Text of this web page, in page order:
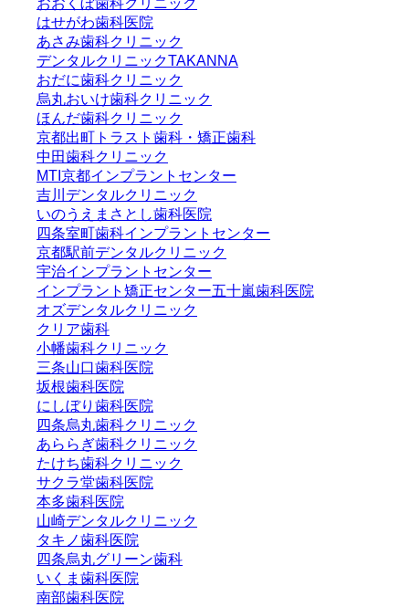
はせがわ歯科医院
あさみ歯科クリニック
デンタルクリニックTAKANNA
おだに歯科クリニック
烏丸おいけ歯科クリニック
ほんだ歯科クリニック
京都出町トラスト歯科・矯正歯科
中田歯科クリニック
MTI京都インプラントセンター
吉川デンタルクリニック
いのうえまさとし歯科医院
四条室町歯科インプラントセンター
京都駅前デンタルクリニック
宇治インプラントセンター
インプラント矯正センター五十嵐歯科医院
オズデンタルクリニック
クリア歯科
小幡歯科クリニック
三条山口歯科医院
坂根歯科医院
にしぼり歯科医院
四条烏丸歯科クリニック
あららぎ歯科クリニック
たけち歯科クリニック
サクラ堂歯科医院
本多歯科医院
山崎デンタルクリニック
タキノ歯科医院
四条烏丸グリーン歯科
いくま歯科医院
南部歯科医院